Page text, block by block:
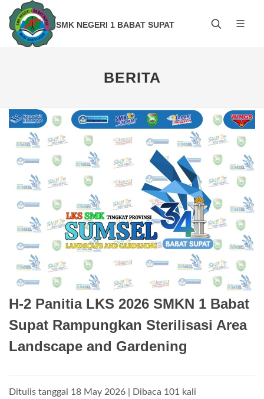
SMK NEGERI 1 BABAT SUPAT
BERITA
H-2 Panitia LKS 2026 SMKN 1 Babat
Supat Rampungkan Sterilisasi Area
Landscape and Gardening
Ditulis tanggal 18 May 2026 | Dibaca 101 kali